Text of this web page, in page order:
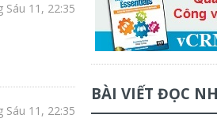
Sáu 11, 22:35
Sáu 11, 22:35
BÀI VIẾT ĐỌC